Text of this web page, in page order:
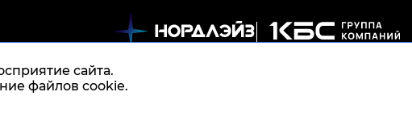
сайта.
файлов cookie.